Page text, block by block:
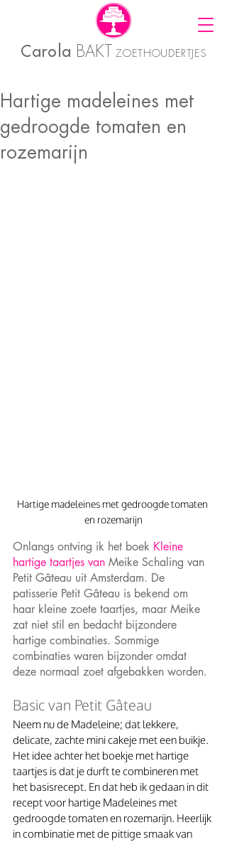
Carola BAKT ZOETHOUDERTJES
Hartige madeleines met
gedroogde tomaten en
rozemarijn
Hartige madeleines met gedroogde tomaten
en rozemarijn
Onlangs ontving ik het boek Kleine
hartige taartjes van Meike Schaling van
Petit Gâteau uit Amsterdam. De
patisserie Petit Gâteau is bekend om
haar kleine zoete taartjes, maar Meike
zat niet stil en bedacht bijzondere
hartige combinaties. Sommige
combinaties waren bijzonder omdat
deze normaal zoet afgebakken worden.
Basic van Petit Gâteau
Neem nu de Madeleine; dat lekkere,
delicate, zachte mini cakeje met een buikje.
Het idee achter het boekje met hartige
taartjes is dat je durft te combineren met
het basisrecept. En dat heb ik gedaan in dit
recept voor hartige Madeleines met
gedroogde tomaten en rozemarijn. Heerlijk
in combinatie met de pittige smaak van